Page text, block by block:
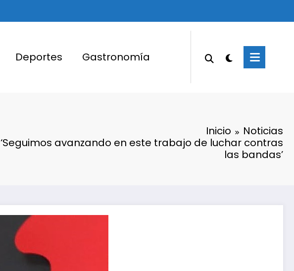
Deportes Gastronomía
Inicio
Noticias
‘Seguimos avanzando en este trabajo de luchar contras
las bandas’